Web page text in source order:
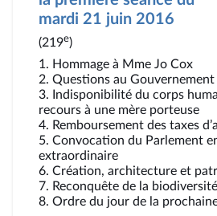
mardi 21 juin 2016
(219e)
1. Hommage à Mme Jo Cox
2. Questions au Gouvernement
3. Indisponibilité du corps
recours à une mère porteuse
4. Remboursement des taxes
5. Convocation du Parlement
extraordinaire
6. Création, architecture et
7. Reconquête de la biodiversité
8. Ordre du jour de la